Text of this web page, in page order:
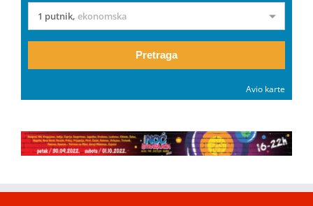
1 putnik, ekonomska
Pretraga
Avio karte